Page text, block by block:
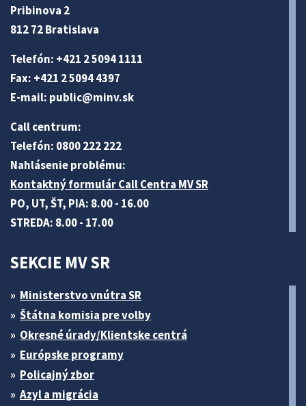
Pribinova 2
812 72 Bratislava
Telefón: +421 2 5094 1111
Fax: +421 2 5094 4397
E-mail: public@minv.sk
Call centrum:
Telefón: 0800 222 222
Nahlásenie problému:
Kontaktný formulár Call Centra MV SR
PO, UT, ŠT, PIA: 8.00 - 16.00
STREDA: 8.00 - 17.00
SEKCIE MV SR
Ministerstvo vnútra SR
Štátna komisia pre volby
Okresné úrady/Klientske centrá
Európske programy
Policajný zbor
Azyl a migrácia